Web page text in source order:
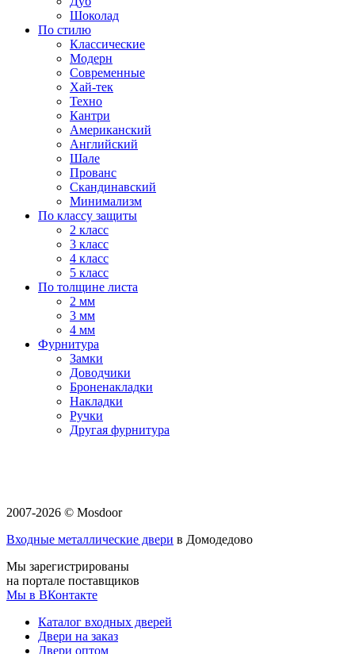
Шоколад
По стилю
Классические
Модерн
Современные
Хай-тек
Техно
Кантри
Американский
Английский
Шале
Прованс
Скандинавский
Минимализм
По классу защиты
2 класс
3 класс
4 класс
5 класс
По толщине листа
2 мм
3 мм
4 мм
Фурнитура
Замки
Доводчики
Броненакладки
Накладки
Ручки
Другая фурнитура
2007-2026 © Mosdoor
Входные металлические двери в Домодедово
Мы зарегистрированы
на портале поставщиков
Мы в ВКонтакте
Каталог входных дверей
Двери на заказ
Двери оптом